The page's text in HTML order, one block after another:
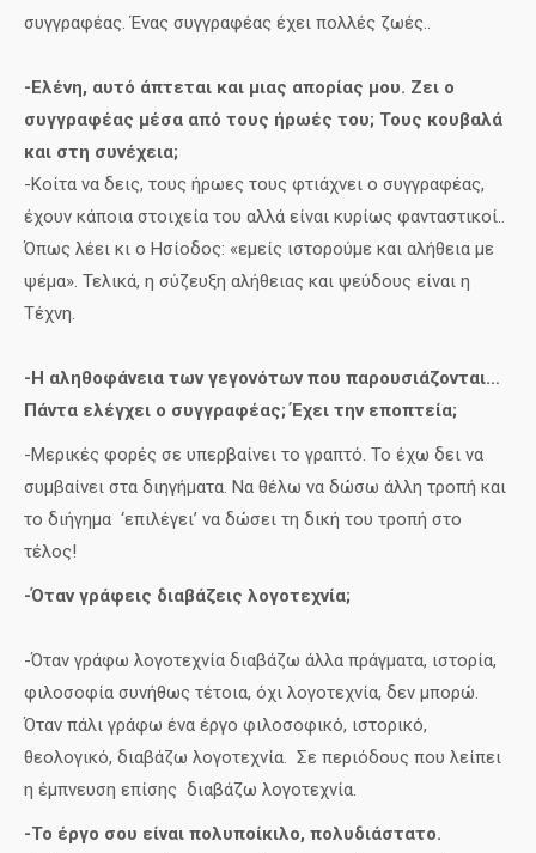
συγγραφέας. Ένας συγγραφέας έχει πολλές ζωές..
-Ελένη, αυτό άπτεται και μιας απορίας μου. Ζει ο
συγγραφέας μέσα από τους ήρωές του; Τους κουβαλά
και στη συνέχεια;
-Κοίτα να δεις, τους ήρωες τους φτιάχνει ο συγγραφέας,
έχουν κάποια στοιχεία του αλλά είναι κυρίως φανταστικοί..
Όπως λέει κι ο Ησίοδος: «εμείς ιστορούμε και αλήθεια με
ψέμα». Τελικά, η σύζευξη αλήθειας και ψεύδους είναι η
Τέχνη.
-Η αληθοφάνεια των γεγονότων που παρουσιάζονται…
Πάντα ελέγχει ο συγγραφέας; Έχει την εποπτεία;
-Μερικές φορές σε υπερβαίνει το γραπτό. Το έχω δει να
συμβαίνει στα διηγήματα. Να θέλω να δώσω άλλη τροπή και
το διήγημα ‘επιλέγει’ να δώσει τη δική του τροπή στο
τέλος!
-Όταν γράφεις διαβάζεις λογοτεχνία;
-Όταν γράφω λογοτεχνία διαβάζω άλλα πράγματα, ιστορία,
φιλοσοφία συνήθως τέτοια, όχι λογοτεχνία, δεν μπορώ.
Όταν πάλι γράφω ένα έργο φιλοσοφικό, ιστορικό,
θεολογικό, διαβάζω λογοτεχνία. Σε περιόδους που λείπει
η έμπνευση επίσης διαβάζω λογοτεχνία.
-Το έργο σου είναι πολυποίκιλο, πολυδιάστατο.